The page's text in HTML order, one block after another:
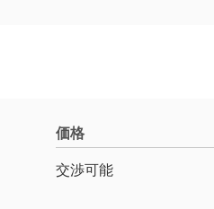
価格
交渉可能